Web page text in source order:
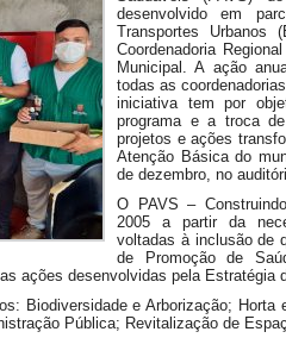
desenvolvido em
Transportes Urbanos
Coordenadoria
Municipal. A ação
todas as
iniciativa tem por
programa e a troca
projetos e ações
Atenção Básica do
de dezembro, no
O PAVS –
2005 a partir da
voltadas à inclusão de
de Promoção de
ações desenvolvidas pela Estratégia
Biodiversidade e Arborização; Horta
Pública; Revitalização de